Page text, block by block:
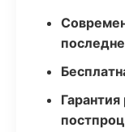
Гарантия